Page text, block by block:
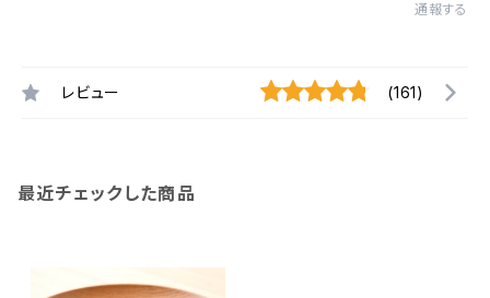
通報する
レビュー (161)
最近チェックした商品